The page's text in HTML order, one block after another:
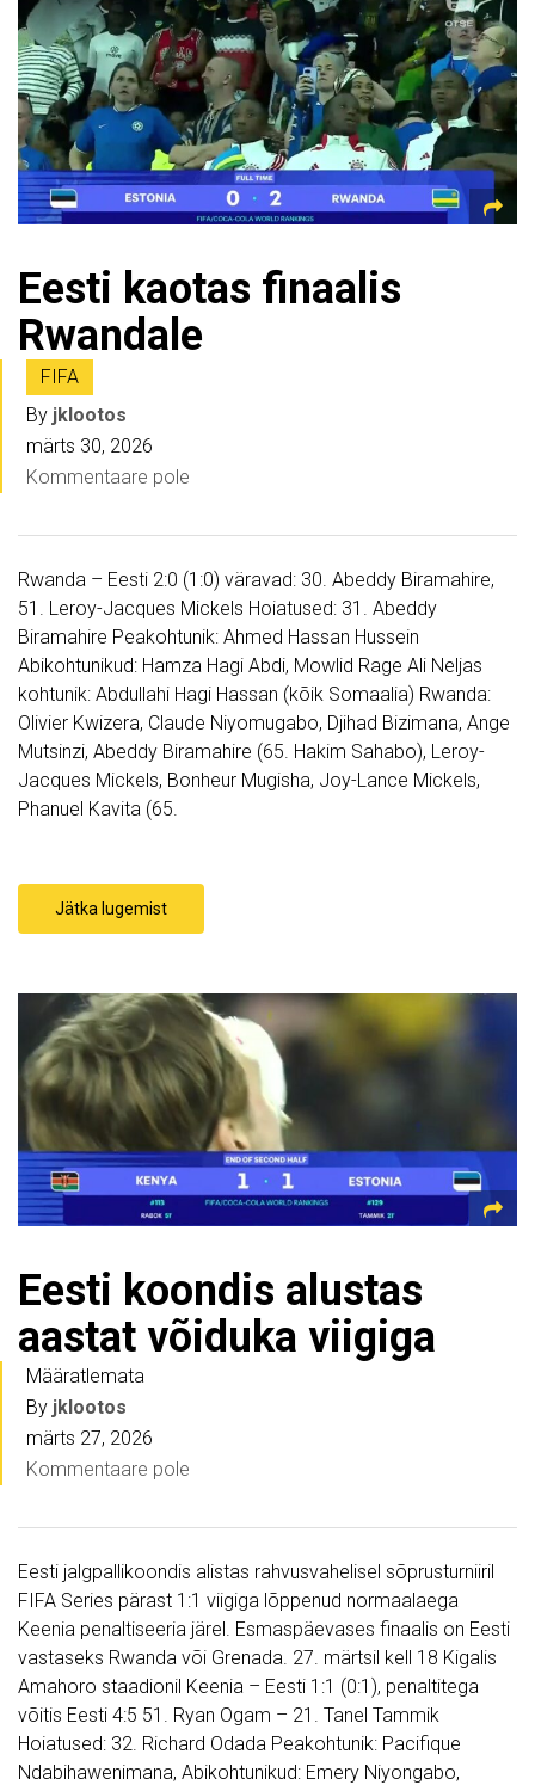
Eesti kaotas finaalis
Rwandale
FIFA
By jklootos
märts 30, 2026
Kommentaare pole
Rwanda – Eesti 2:0 (1:0) väravad: 30. Abeddy Biramahire,
51. Leroy-Jacques Mickels Hoiatused: 31. Abeddy
Biramahire Peakohtunik: Ahmed Hassan Hussein
Abikohtunikud: Hamza Hagi Abdi, Mowlid Rage Ali Neljas
kohtunik: Abdullahi Hagi Hassan (kõik Somaalia) Rwanda:
Olivier Kwizera, Claude Niyomugabo, Djihad Bizimana, Ange
Mutsinzi, Abeddy Biramahire (65. Hakim Sahabo), Leroy-
Jacques Mickels, Bonheur Mugisha, Joy-Lance Mickels,
Phanuel Kavita (65.
Jätka lugemist
Eesti koondis alustas
aastat võiduka viigiga
Määratlemata
By jklootos
märts 27, 2026
Kommentaare pole
Eesti jalgpallikoondis alistas rahvusvahelisel sõprusturniiril
FIFA Series pärast 1:1 viigiga lõppenud normaalaega
Keenia penaltiseeria järel. Esmaspäevases finaalis on Eesti
vastaseks Rwanda või Grenada. 27. märtsil kell 18 Kigalis
Amahoro staadionil Keenia – Eesti 1:1 (0:1), penaltitega
võitis Eesti 4:5 51. Ryan Ogam – 21. Tanel Tammik
Hoiatused: 32. Richard Odada Peakohtunik: Pacifique
Ndabihawenimana, Abikohtunikud: Emery Niyongabo,